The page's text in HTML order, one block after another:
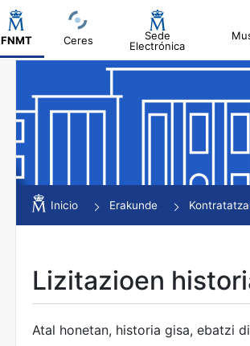
FNMT Ceres
Sede
Electrónica
Erakutsi/Ezkutatu
Erakutsi/Ezkutatu
Erakutsi/Ezkutatu
Inicio Erakunde
Lizitazioen
Atal honetan, historia gisa, ebatzi